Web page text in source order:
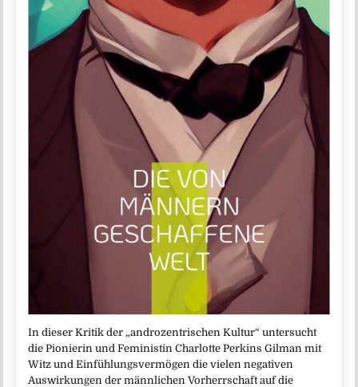
In dieser Kritik der „androzentrischen Kultur“ untersucht
die Pionierin und Feministin Charlotte Perkins Gilman mit
Witz und Einfühlungsvermögen die vielen negativen
Auswirkungen der männlichen Vorherrschaft auf die